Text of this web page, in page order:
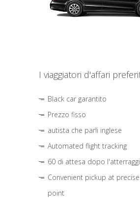
I viaggiatori d'affari
Black car garantito
Prezzo fisso
autista che parli inglese
Automated flight tracking
60 di attesa dopo
Convenient pickup at
point